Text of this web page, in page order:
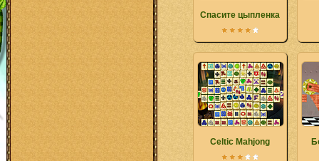
Спасите цыпленка
Celtic Mahjong